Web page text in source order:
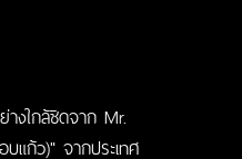
งใกล้ชิดจาก Mr.
แก้ว)" จากประเทศ